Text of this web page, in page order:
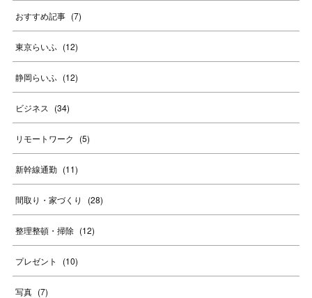
おすすめ記事 (7)
東京らいふ (12)
静岡らいふ (12)
ビジネス (34)
リモートワーク (5)
新幹線通勤 (11)
間取り・家づくり (28)
整理整頓・掃除 (12)
プレゼント (10)
写真 (7)